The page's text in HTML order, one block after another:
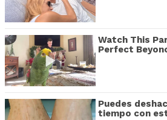
Watch This
Perfect
Puedes
tiempo con